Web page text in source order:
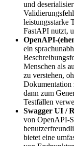
und
leistungsstarke
FastAPI nutzt,
OpenAPI-
ein
Menschen als
zu verstehen,
Dokumentation
dann zum
Testfällen
Swagger UI /
von OpenAPI-
bietet eine